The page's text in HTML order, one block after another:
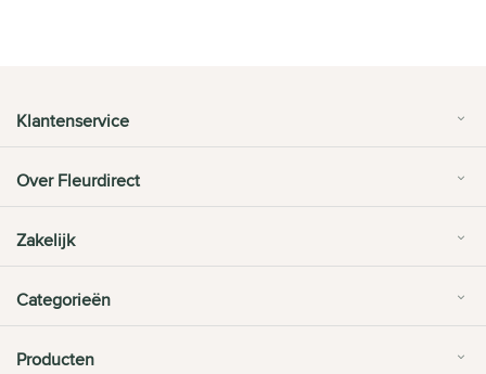
Klantenservice
Over Fleurdirect
Zakelijk
Categorieën
Producten